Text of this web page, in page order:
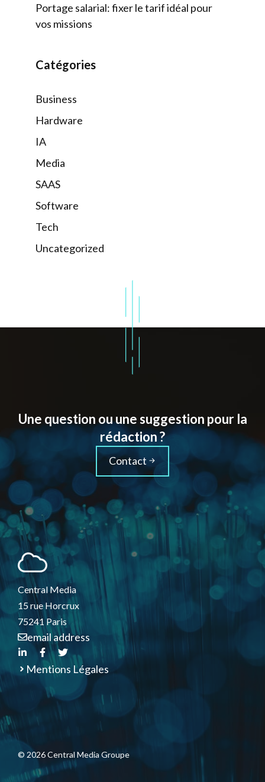
Portage salarial: fixer le tarif idéal pour
vos missions
Catégories
Business
Hardware
IA
Media
SAAS
Software
Tech
Uncategorized
Une question ou une suggestion pour la
rédaction ?
Contact
Central Media
15 rue Horcrux
75241 Paris
email address
Mentions Légales
© 2026 Central Media Groupe